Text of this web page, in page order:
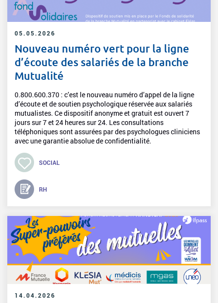
05.05.2026
Nouveau numéro vert pour la ligne
d’écoute des salariés de la branche
Mutualité
0.800.600.370 : c’est le nouveau numéro d’appel de la ligne
d’écoute et de soutien psychologique réservée aux salariés
mutualistes. Ce dispositif anonyme et gratuit est ouvert 7
jours sur 7 et 24 heures sur 24. Les consultations
téléphoniques sont assurées par des psychologues cliniciens
avec une garantie absolue de confidentialité.
SOCIAL
RH
14.04.2026